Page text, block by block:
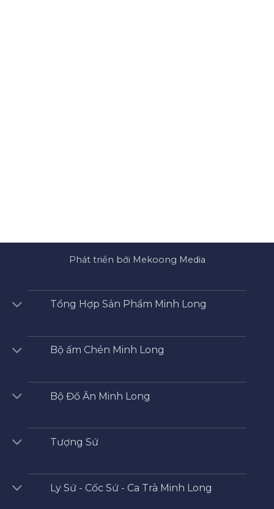
Phát triển bởi Mekoong Media
Tổng Hợp Sản Phẩm Minh Long
Bộ ấm Chén Minh Long
Bộ Đồ Ăn Minh Long
Tượng Sứ
Ly Sứ - Cốc Sứ - Ca Trà Minh Long